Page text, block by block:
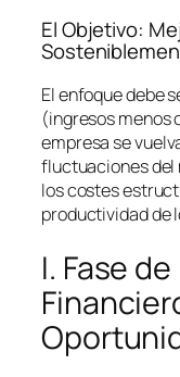
El Objetivo:
El enfoque debe
(ingresos menos
empresa se
fluctuaciones del
los costes
productividad de
I. Fase